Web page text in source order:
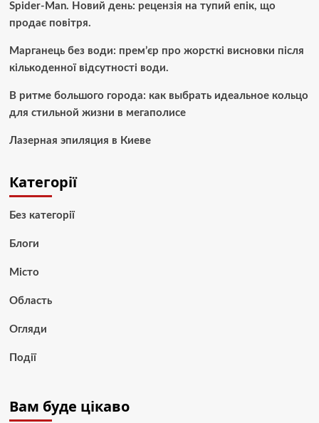
Spider-Man. Новий день: рецензія на тупий епік, що
продає повітря.
Марганець без води: прем’єр про жорсткі висновки після
кількоденної відсутності води.
В ритме большого города: как выбрать идеальное кольцо
для стильной жизни в мегаполисе
Лазерная эпиляция в Киеве
Категорії
Без категорії
Блоги
Місто
Область
Огляди
Події
Вам буде цікаво